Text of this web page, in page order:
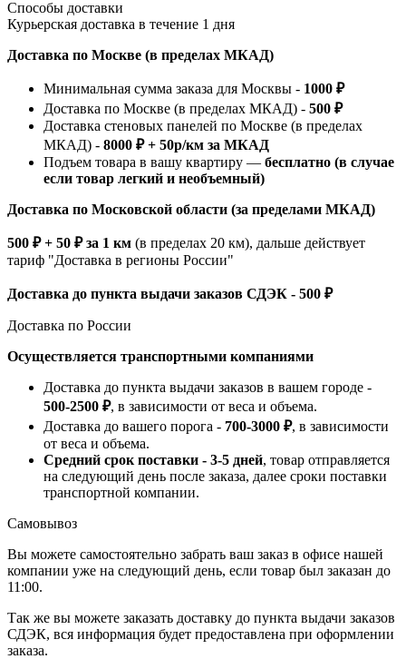
Способы доставки
Курьерская доставка в течение 1 дня
Доставка по Москве (в пределах МКАД)
Минимальная сумма заказа для Москвы - 1000 ₽
Доставка по Москве (в пределах МКАД) - 500 ₽
Доставка стеновых панелей по Москве (в пределах
МКАД) - 8000 ₽ + 50р/км за МКАД
Подъем товара в вашу квартиру — бесплатно (в случае
если товар легкий и необъемный)
Доставка по Московской области (за пределами МКАД)
500 ₽ + 50 ₽ за 1 км (в пределах 20 км), дальше действует
тариф "Доставка в регионы России"
Доставка до пункта выдачи заказов СДЭК - 500 ₽
Доставка по России
Осуществляется транспортными компаниями
Доставка до пункта выдачи заказов в вашем городе -
500-2500 ₽, в зависимости от веса и объема.
Доставка до вашего порога - 700-3000 ₽, в зависимости
от веса и объема.
Средний срок поставки - 3-5 дней, товар отправляется
на следующий день после заказа, далее сроки поставки
транспортной компании.
Самовывоз
Вы можете самостоятельно забрать ваш заказ в офисе нашей
компании уже на следующий день, если товар был заказан до
11:00.
Так же вы можете заказать доставку до пункта выдачи заказов
СДЭК, вся информация будет предоставлена при оформлении
заказа.